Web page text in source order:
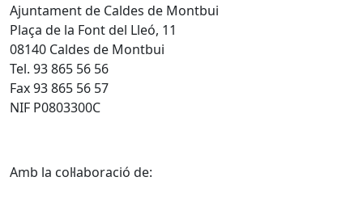
Ajuntament de Caldes de Montbui
Plaça de la Font del Lleó, 11
08140 Caldes de Montbui
Tel. 93 865 56 56
Fax 93 865 56 57
NIF P0803300C
Amb la col·laboració de: